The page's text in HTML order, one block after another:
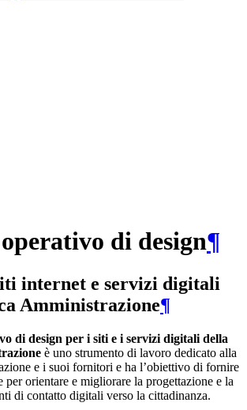
di design¶
internet e servizi digitali
Amministrazione¶
di design per i siti e i servizi digitali della
è uno strumento di lavoro dedicato alla
e i suoi fornitori e ha l’obiettivo di fornire
orientare e migliorare la progettazione e la
di contatto digitali verso la cittadinanza.